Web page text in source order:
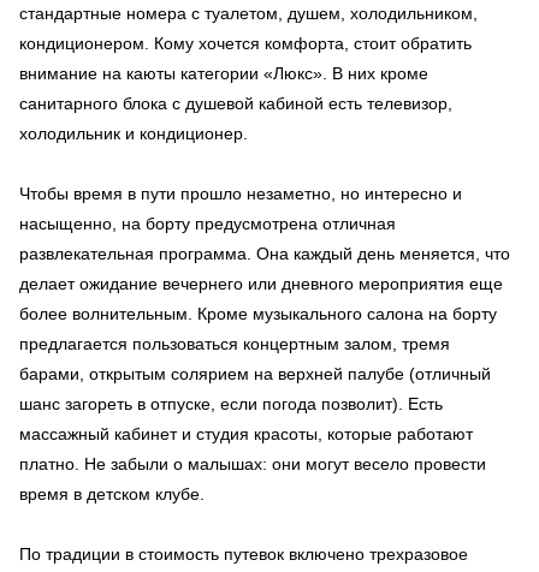
стандартные номера с туалетом, душем, холодильником,
кондиционером. Кому хочется комфорта, стоит обратить
внимание на каюты категории «Люкс». В них кроме
санитарного блока с душевой кабиной есть телевизор,
холодильник и кондиционер.
Чтобы время в пути прошло незаметно, но интересно и
насыщенно, на борту предусмотрена отличная
развлекательная программа. Она каждый день меняется, что
делает ожидание вечернего или дневного мероприятия еще
более волнительным. Кроме музыкального салона на борту
предлагается пользоваться концертным залом, тремя
барами, открытым солярием на верхней палубе (отличный
шанс загореть в отпуске, если погода позволит). Есть
массажный кабинет и студия красоты, которые работают
платно. Не забыли о малышах: они могут весело провести
время в детском клубе.
По традиции в стоимость путевок включено трехразовое